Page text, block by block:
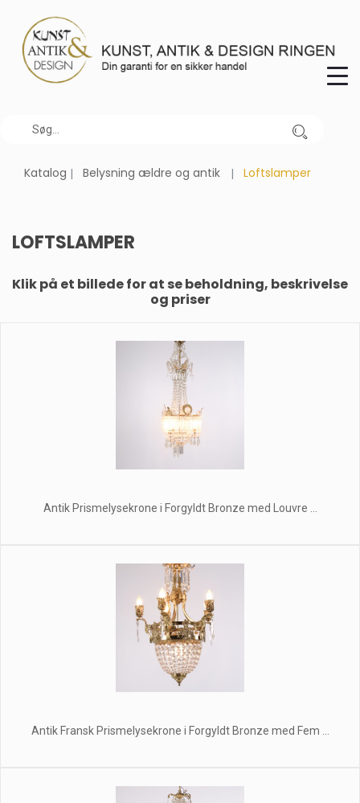
Katalog Belysning ældre og antik Loftslamper
LOFTSLAMPER
Klik på et billede for at se beholdning, beskrivelse
og priser
Antik Prismelysekrone i Forgyldt Bronze med Louvre ...
Antik Fransk Prismelysekrone i Forgyldt Bronze med Fem ...